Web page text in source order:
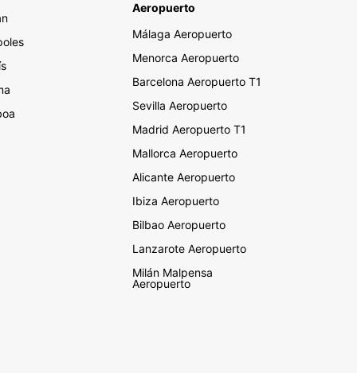
Aeropuerto
Málaga Aeropuerto
Menorca Aeropuerto
Barcelona Aeropuerto T1
Sevilla Aeropuerto
Madrid Aeropuerto T1
Mallorca Aeropuerto
Alicante Aeropuerto
Ibiza Aeropuerto
Bilbao Aeropuerto
Lanzarote Aeropuerto
Milán Malpensa
Aeropuerto